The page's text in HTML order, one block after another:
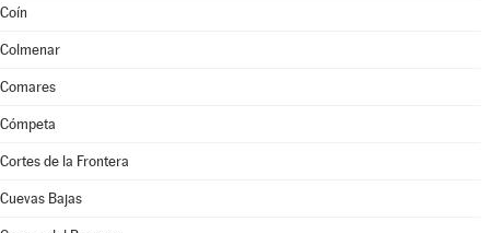
Coín
Colmenar
Comares
Cómpeta
Cortes de la Frontera
Cuevas Bajas